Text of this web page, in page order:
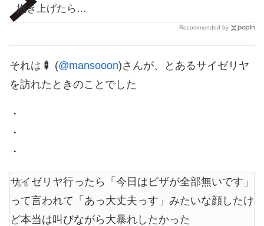
抱き上げたら…
Recommended by
それは 🍢 (@mansooon)さんが、とあるサイゼリヤ
を訪れたときのことでした
・
・
・
サイゼリヤ行ったら「今日はピザが全部無いです」
って言われて「あっ大丈夫っす」みたいな顔したけ
ど本当は叫びながら大暴れしたかった